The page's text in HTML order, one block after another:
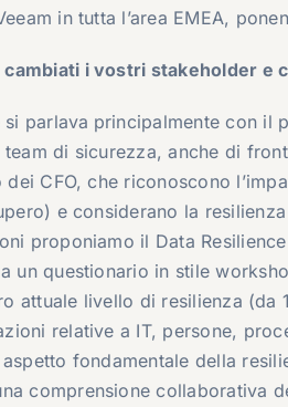
in tutta l’area EMEA,
cambiati i vostri stakeholder e
si parlava principalmente con il
team di sicurezza, anche di
CFO, che riconoscono
e considerano la
proponiamo il Data
un questionario in stile
attuale livello di resilienza (da
relative a IT, persone,
fondamentale della
comprensione collaborativa